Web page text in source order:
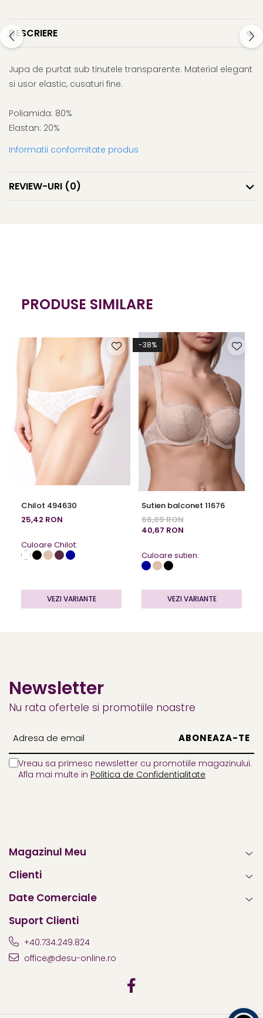
DESCRIERE
Jupa de purtat sub tinutele transparente. Material elegant
si usor elastic, cusaturi fine.
Poliamida: 80%
Elastan: 20%
Informatii conformitate produs
REVIEW-URI (0)
PRODUSE SIMILARE
Chilot 494630
25,42 RON
Culoare Chilot:
VEZI VARIANTE
-38%
Sutien balconet 11676
66,09 RON
40,67 RON
Culoare sutien:
VEZI VARIANTE
Newsletter
Nu rata ofertele si promotiile noastre
Vreau sa primesc newsletter cu promotiile magazinului.
Afla mai multe in Politica de Confidentialitate
Magazinul Meu
Clienti
Date Comerciale
Suport Clienti
+40.734.249.824
office@desu-online.ro